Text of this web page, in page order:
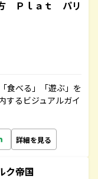
Ｐｌａｔ パリ
食べる」「遊ぶ」を
するビジュアルガイ
詳細を見る
ク帝国